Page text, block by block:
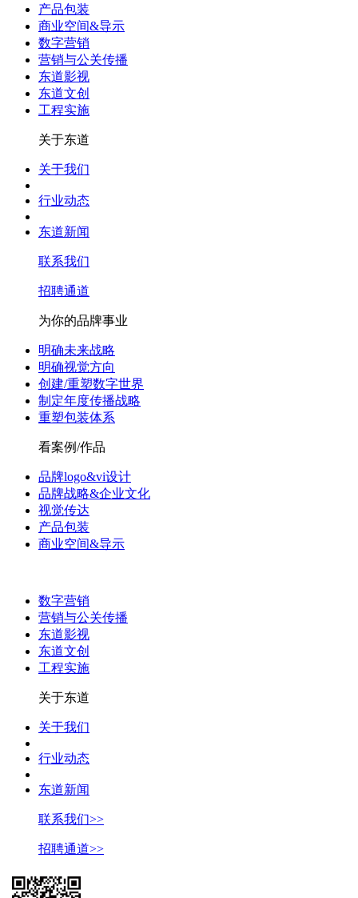
产品包装
商业空间&导示
数字营销
营销与公关传播
东道影视
东道文创
工程实施
关于东道
关于我们
行业动态
东道新闻
联系我们
招聘通道
为你的品牌事业
明确未来战略
明确视觉方向
创建/重塑数字世界
制定年度传播战略
重塑包装体系
看案例/作品
品牌logo&vi设计
品牌战略&企业文化
视觉传达
产品包装
商业空间&导示
数字营销
营销与公关传播
东道影视
东道文创
工程实施
关于东道
关于我们
行业动态
东道新闻
联系我们>>
招聘通道>>